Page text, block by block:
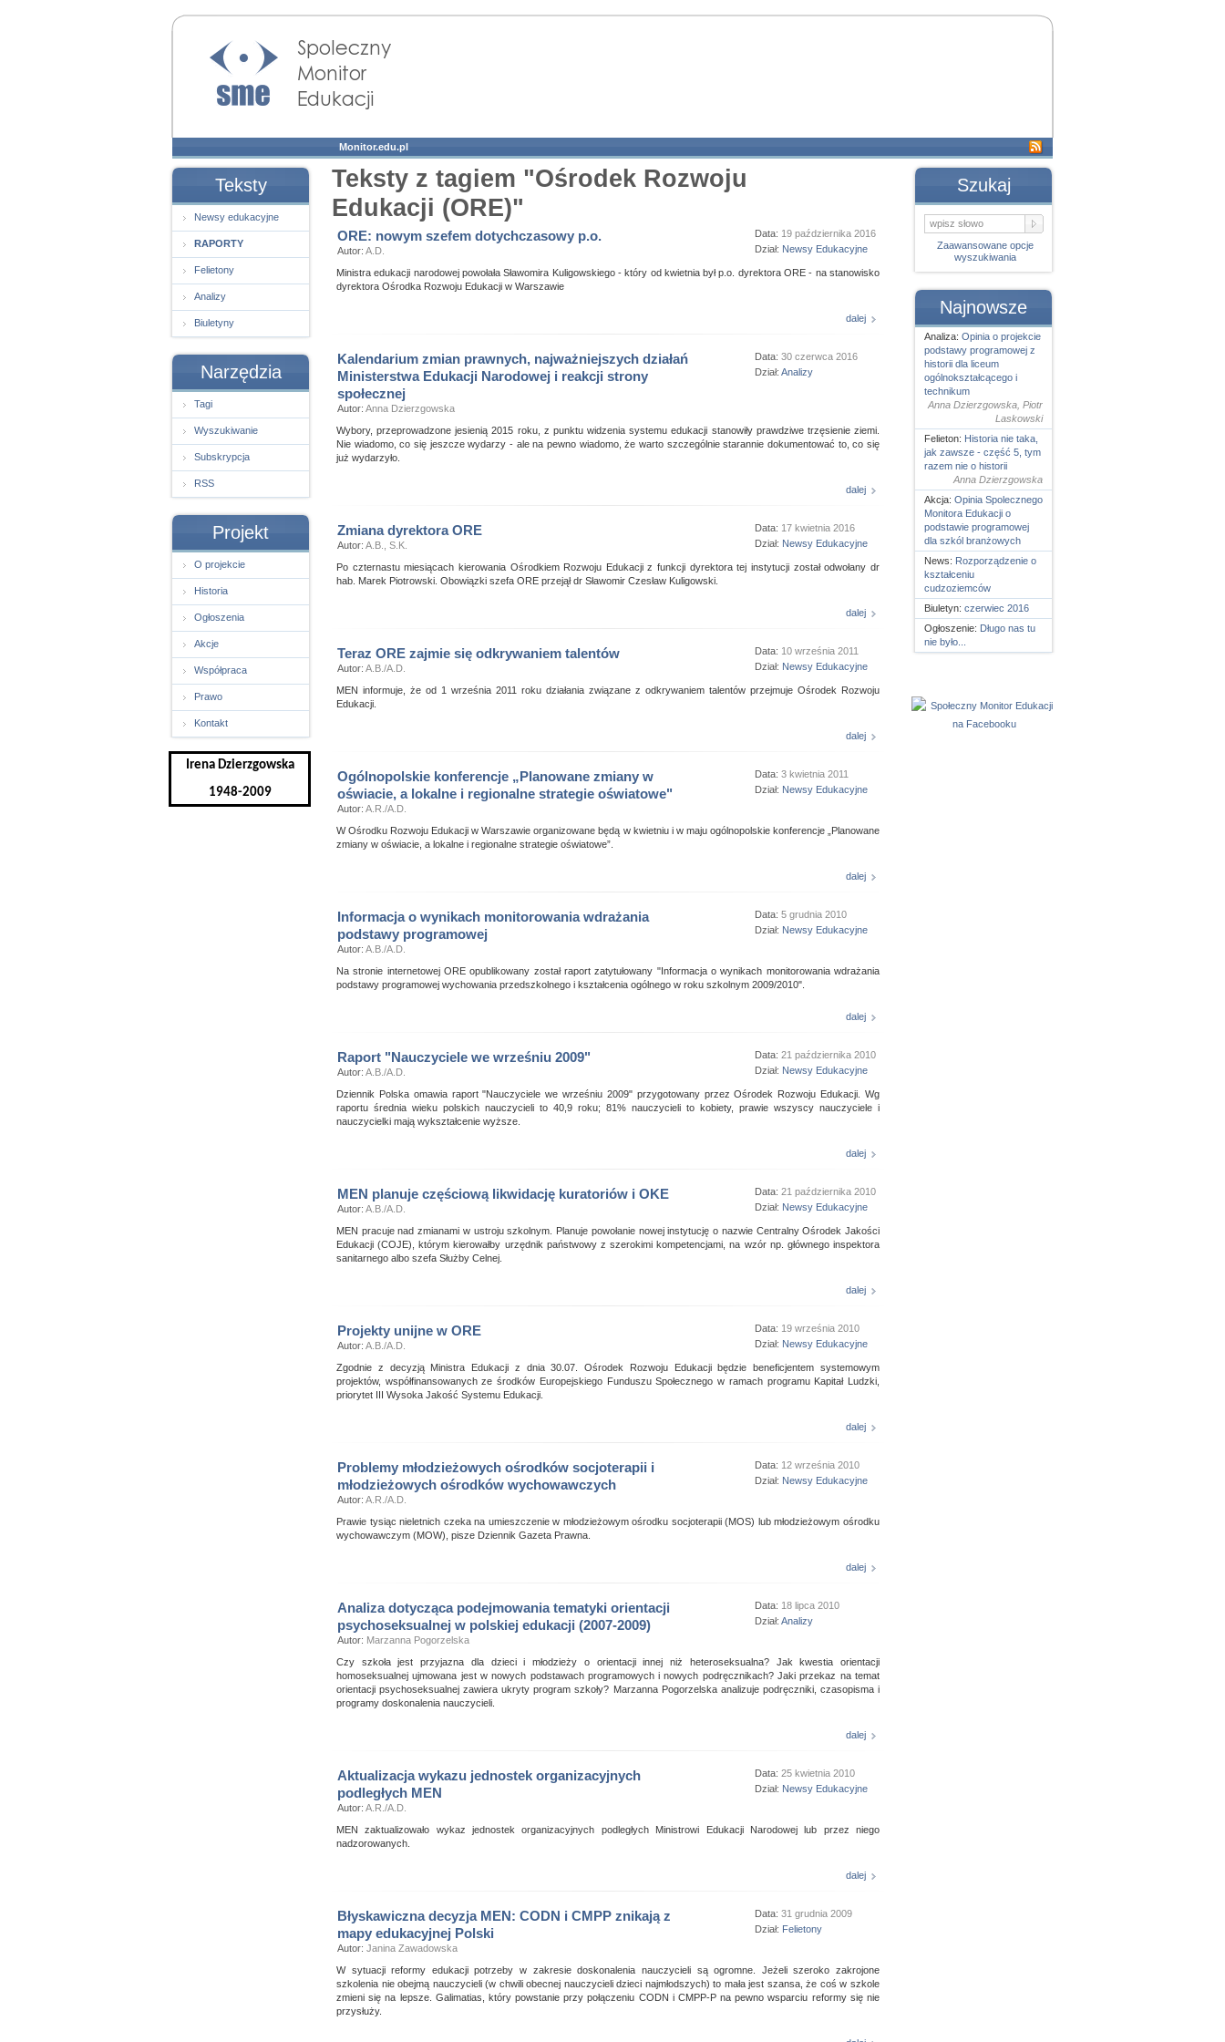
Społeczny Monitor
Edukacji
Monitor.edu.pl
Teksty
Newsy edukacyjne
RAPORTY
Felietony
Analizy
Biuletyny
Narzędzia
Tagi
Wyszukiwanie
Subskrypcja
RSS
Projekt
O projekcie
Historia
Ogłoszenia
Akcje
Współpraca
Prawo
Kontakt
Irena Dzierzgowska
1948-2009
Teksty z tagiem "Ośrodek Rozwoju
Edukacji (ORE)"
ORE: nowym szefem dotychczasowy p.o. Data: 19 października 2016
Dział: Newsy Edukacyjne
Autor: A.D.
Ministra edukacji narodowej powołała Sławomira Kuligowskiego - który od kwietnia był p.o. dyrektora ORE - na stanowisko
dyrektora Ośrodka Rozwoju Edukacji w Warszawie
dalej
Kalendarium zmian prawnych, najważniejszych działań
Ministerstwa Edukacji Narodowej i reakcji strony
społecznej
Data: 30 czerwca 2016
Dział: Analizy
Autor: Anna Dzierzgowska
Wybory, przeprowadzone jesienią 2015 roku, z punktu widzenia systemu edukacji stanowiły prawdziwe trzęsienie ziemi.
Nie wiadomo, co się jeszcze wydarzy - ale na pewno wiadomo, że warto szczególnie starannie dokumentować to, co się
już wydarzyło.
dalej
Zmiana dyrektora ORE Data: 17 kwietnia 2016
Dział: Newsy Edukacyjne
Autor: A.B., S.K.
Po czternastu miesiącach kierowania Ośrodkiem Rozwoju Edukacji z funkcji dyrektora tej instytucji został odwołany dr
hab. Marek Piotrowski. Obowiązki szefa ORE przejął dr Sławomir Czesław Kuligowski.
dalej
Teraz ORE zajmie się odkrywaniem talentów Data: 10 września 2011
Dział: Newsy Edukacyjne
Autor: A.B./A.D.
MEN informuje, że od 1 września 2011 roku działania związane z odkrywaniem talentów przejmuje Ośrodek Rozwoju
Edukacji.
dalej
Ogólnopolskie konferencje „Planowane zmiany w
oświacie, a lokalne i regionalne strategie oświatowe"
Data: 3 kwietnia 2011
Dział: Newsy Edukacyjne
Autor: A.R./A.D.
W Ośrodku Rozwoju Edukacji w Warszawie organizowane będą w kwietniu i w maju ogólnopolskie konferencje „Planowane
zmiany w oświacie, a lokalne i regionalne strategie oświatowe”.
dalej
Informacja o wynikach monitorowania wdrażania
podstawy programowej
Data: 5 grudnia 2010
Dział: Newsy Edukacyjne
Autor: A.B./A.D.
Na stronie internetowej ORE opublikowany został raport zatytułowany "Informacja o wynikach monitorowania wdrażania
podstawy programowej wychowania przedszkolnego i kształcenia ogólnego w roku szkolnym 2009/2010".
dalej
Raport "Nauczyciele we wrześniu 2009" Data: 21 października 2010
Dział: Newsy Edukacyjne
Autor: A.B./A.D.
Dziennik Polska omawia raport "Nauczyciele we wrześniu 2009" przygotowany przez Ośrodek Rozwoju Edukacji. Wg
raportu średnia wieku polskich nauczycieli to 40,9 roku; 81% nauczycieli to kobiety, prawie wszyscy nauczyciele i
nauczycielki mają wykształcenie wyższe.
dalej
MEN planuje częściową likwidację kuratoriów i OKE Data: 21 października 2010
Dział: Newsy Edukacyjne
Autor: A.B./A.D.
MEN pracuje nad zmianami w ustroju szkolnym. Planuje powołanie nowej instytucję o nazwie Centralny Ośrodek Jakości
Edukacji (COJE), którym kierowałby urzędnik państwowy z szerokimi kompetencjami, na wzór np. głównego inspektora
sanitarnego albo szefa Służby Celnej.
dalej
Projekty unijne w ORE Data: 19 września 2010
Dział: Newsy Edukacyjne
Autor: A.B./A.D.
Zgodnie z decyzją Ministra Edukacji z dnia 30.07. Ośrodek Rozwoju Edukacji będzie beneficjentem systemowym
projektów, współfinansowanych ze środków Europejskiego Funduszu Społecznego w ramach programu Kapitał Ludzki,
priorytet III Wysoka Jakość Systemu Edukacji.
dalej
Problemy młodzieżowych ośrodków socjoterapii i
młodzieżowych ośrodków wychowawczych
Data: 12 września 2010
Dział: Newsy Edukacyjne
Autor: A.R./A.D.
Prawie tysiąc nieletnich czeka na umieszczenie w młodzieżowym ośrodku socjoterapii (MOS) lub młodzieżowym ośrodku
wychowawczym (MOW), pisze Dziennik Gazeta Prawna.
dalej
Analiza dotycząca podejmowania tematyki orientacji
psychoseksualnej w polskiej edukacji (2007-2009)
Data: 18 lipca 2010
Dział: Analizy
Autor: Marzanna Pogorzelska
Czy szkoła jest przyjazna dla dzieci i młodzieży o orientacji innej niż heteroseksualna? Jak kwestia orientacji
homoseksualnej ujmowana jest w nowych podstawach programowych i nowych podręcznikach? Jaki przekaz na temat
orientacji psychoseksualnej zawiera ukryty program szkoły? Marzanna Pogorzelska analizuje podręczniki, czasopisma i
programy doskonalenia nauczycieli.
dalej
Aktualizacja wykazu jednostek organizacyjnych
podległych MEN
Data: 25 kwietnia 2010
Dział: Newsy Edukacyjne
Autor: A.R./A.D.
MEN zaktualizowało wykaz jednostek organizacyjnych podległych Ministrowi Edukacji Narodowej lub przez niego
nadzorowanych.
dalej
Błyskawiczna decyzja MEN: CODN i CMPP znikają z
mapy edukacyjnej Polski
Data: 31 grudnia 2009
Dział: Felietony
Autor: Janina Zawadowska
W sytuacji reformy edukacji potrzeby w zakresie doskonalenia nauczycieli są ogromne. Jeżeli szeroko zakrojone
szkolenia nie obejmą nauczycieli (w chwili obecnej nauczycieli dzieci najmłodszych) to mała jest szansa, że coś w szkole
zmieni się na lepsze. Galimatias, który powstanie przy połączeniu CODN i CMPP-P na pewno wsparciu reformy się nie
przysłuży.
Szukaj
Zaawansowane opcje
wyszukiwania
Najnowsze
Analiza: Opinia o projekcie
podstawy programowej z
historii dla liceum
ogólnokształcącego i
technikum
Anna Dzierzgowska, Piotr
Laskowski
Felieton: Historia nie taka,
jak zawsze - część 5, tym
razem nie o historii
Anna Dzierzgowska
Akcja: Opinia Spolecznego
Monitora Edukacji o
podstawie programowej
dla szkól branżowych
News: Rozporządzenie o
kształceniu
cudzoziemców
Biuletyn: czerwiec 2016
Ogłoszenie: Długo nas tu
nie było...